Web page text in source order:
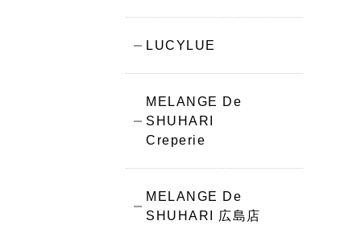
LUCYLUE
MELANGE De
SHUHARI
Creperie
MELANGE De
SHUHARI 広島店